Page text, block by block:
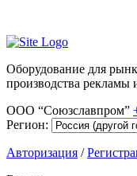
Оборудование для
производства рекламы
ООО “Союзславпром”
Регион:
Авторизация /